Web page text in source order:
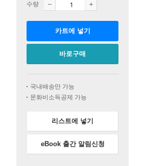
수량
카트에 넣기
바로구매
국내배송만 가능
문화비소득공제 가능
리스트에 넣기
eBook 출간 알림신청